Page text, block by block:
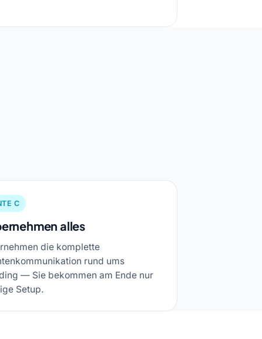
C
alles
die komplette
rund ums
— Sie bekommen am Ende nur
Setup.